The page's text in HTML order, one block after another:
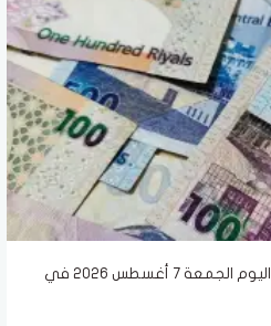
وصل لكام؟.. سعر الريال القطري اليوم الجمعة 7 أغسطس 2026 في